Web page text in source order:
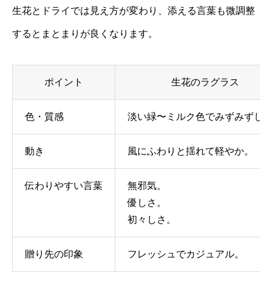
生花とドライでは見え方が変わり、添える言葉も微調整
するとまとまりが良くなります。
ポイント 生花のラグラス
色・質感 淡い緑〜ミルク色でみずみずし
動き 風にふわりと揺れて軽やか。
伝わりやすい言葉
無邪気。
優しさ。
初々しさ。
贈り先の印象 フレッシュでカジュアル。